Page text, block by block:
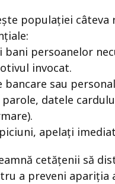
populației câteva
persoanelor
invocat.
sau
datele
apelați
cetățenii să
a preveni apariția